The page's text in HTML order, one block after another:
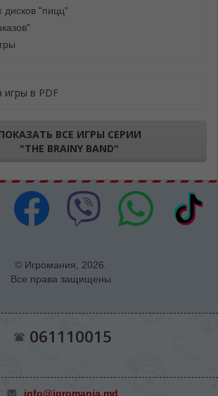
дисков "пицц"
игры в PDF
ВСЕ ИГРЫ СЕРИИ
"THE BRAINY BAND"
© Игромания, 2026.
Все права защищены
061110015
info@igromania.md